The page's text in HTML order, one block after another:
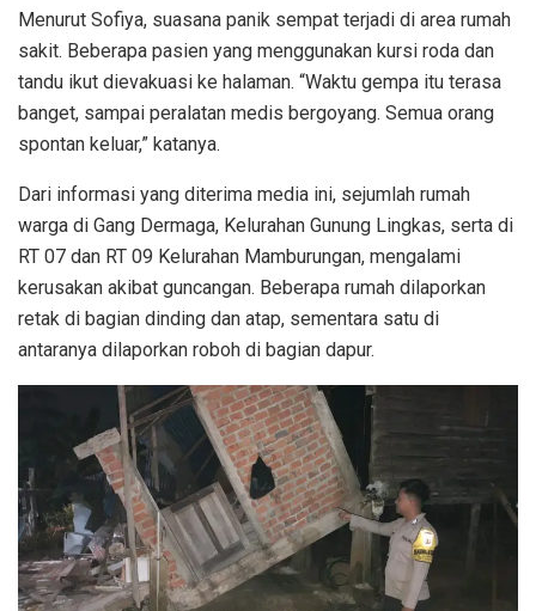
Menurut Sofiya, suasana panik sempat terjadi di area rumah
sakit. Beberapa pasien yang menggunakan kursi roda dan
tandu ikut dievakuasi ke halaman. “Waktu gempa itu terasa
banget, sampai peralatan medis bergoyang. Semua orang
spontan keluar,” katanya.
Dari informasi yang diterima media ini, sejumlah rumah
warga di Gang Dermaga, Kelurahan Gunung Lingkas, serta di
RT 07 dan RT 09 Kelurahan Mamburungan, mengalami
kerusakan akibat guncangan. Beberapa rumah dilaporkan
retak di bagian dinding dan atap, sementara satu di
antaranya dilaporkan roboh di bagian dapur.